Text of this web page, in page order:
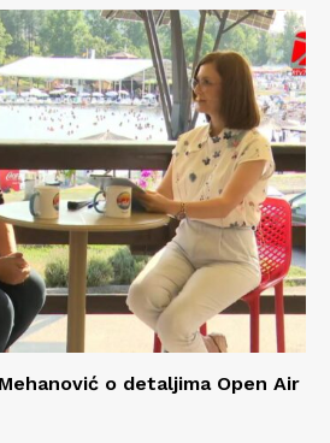
o detaljima Open Air